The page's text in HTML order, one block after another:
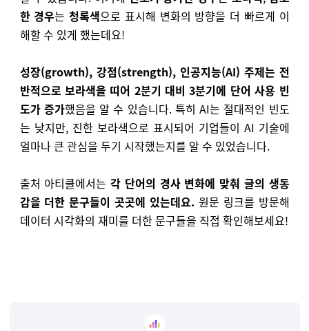
한 경우는 청록색으로 표시해 변화의 방향을 더 빠르게 이
해할 수 있게 했는데요!
성장(growth), 강점(strength), 인공지능(AI) 주제는 전
반적으로 보라색을 띠어 2분기 대비 3분기에 단어 사용 빈
도가 증가했음을 알 수 있습니다. 특히 AI는 절대적인 빈도
는 낮지만, 진한 보라색으로 표시되어 기업들이 AI 기술에
얼마나 큰 관심을 두기 시작했는지를 알 수 있었습니다.
출처 아티클에서는 각 단어의 경사 변화에 맞춰 글의 생동
감을 더한 문구들이 곳곳에 있는데요. 원문 링크를 방문해
데이터 시각화의 재미를 더한 문구들을 직접 확인해보세요!